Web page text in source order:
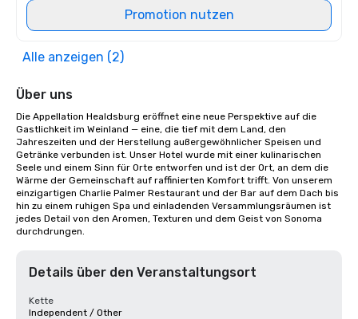
Promotion nutzen
Alle anzeigen (2)
Über uns
Die Appellation Healdsburg eröffnet eine neue Perspektive auf die
Gastlichkeit im Weinland — eine, die tief mit dem Land, den
Jahreszeiten und der Herstellung außergewöhnlicher Speisen und
Getränke verbunden ist. Unser Hotel wurde mit einer kulinarischen
Seele und einem Sinn für Orte entworfen und ist der Ort, an dem die
Wärme der Gemeinschaft auf raffinierten Komfort trifft. Von unserem
einzigartigen Charlie Palmer Restaurant und der Bar auf dem Dach bis
hin zu einem ruhigen Spa und einladenden Versammlungsräumen ist
jedes Detail von den Aromen, Texturen und dem Geist von Sonoma
durchdrungen.
Details über den Veranstaltungsort
Kette
Independent / Other